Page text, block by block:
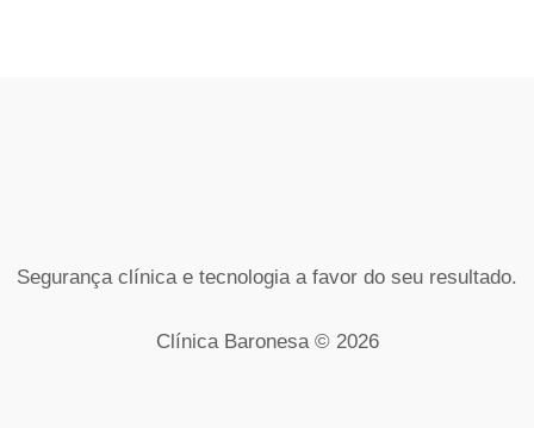
Segurança clínica e tecnologia a favor do seu resultado.
Clínica Baronesa © 2026